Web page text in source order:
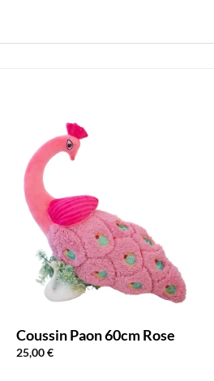
Coussin Paon 60cm Rose
25,00€